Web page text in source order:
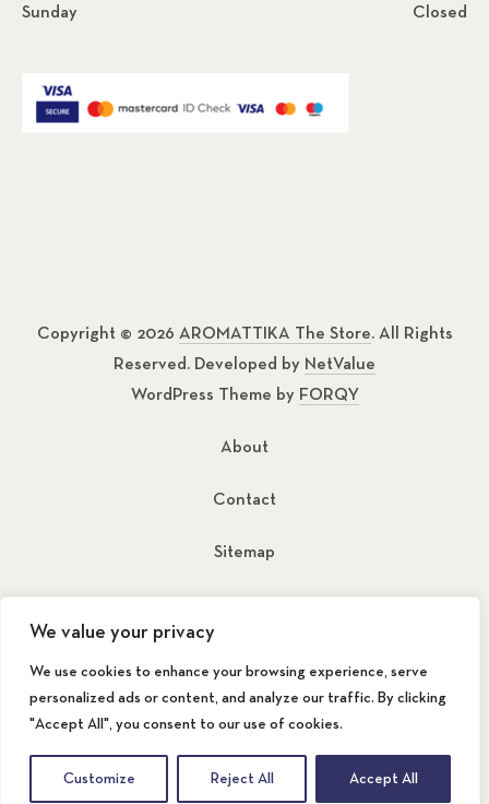
We value your privacy
We use cookies to enhance your browsing experience, serve
personalized ads or content, and analyze our traffic. By clicking
"Accept All", you consent to our use of cookies.
Customize Reject All Accept All
Sunday Closed
Copyright © 2026 AROMATTIKA The Store. All Rights
Reserved. Developed by NetValue
WordPress Theme by FORQY
About
Contact
Sitemap